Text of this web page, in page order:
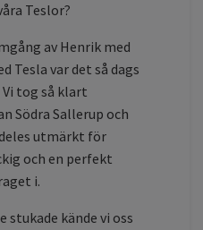
Teslor?
av Henrik med
Tesla var det så dags
tog så klart
Södra Sallerup och
utmärkt för
och en perfekt
i.
stukade kände vi oss